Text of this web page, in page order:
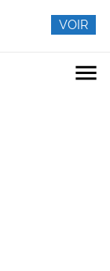
menu
VOIR